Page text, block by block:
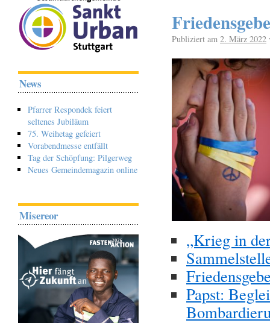
Publiziert am 2. März 2022
„Krieg in
Papst:
News
Pfarrer Respondek feiert
seltenes Jubiläum
75. Weihetag gefeiert
Vorabendmesse entfällt
Tag der Schöpfung: Pilgerweg
Neues Gemeindemagazin online
Misereor